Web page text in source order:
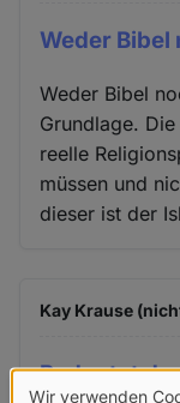
Weder Bibel
Weder Bibel
Grundlage.
reelle
müssen und
dieser ist der
Kay Krause
Bedeutet
Wir verwenden